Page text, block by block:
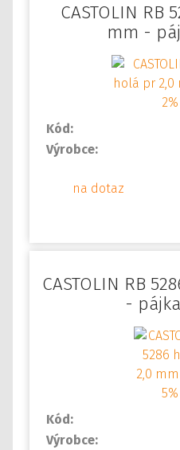
CASTOLIN RB
mm -
Kód:
Výrobce:
na dotaz
CASTOLIN RB
-
Kód:
Výrobce: